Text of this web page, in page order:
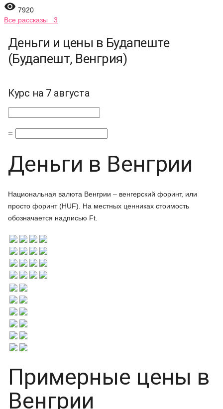
 7920
Все рассказы 3
Деньги и цены в Будапеште
(Будапешт, Венгрия)
Курс на 7 августа
=
Деньги в Венгрии
Национальная валюта Венгрии – венгерский форинт, или
просто форинт (HUF). На местных ценниках стоимость
обозначается надписью Ft.
Примерные цены в
Венгрии